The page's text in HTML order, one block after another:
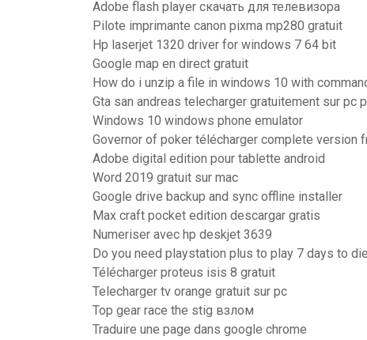
Adobe flash player скачать для телевизора
Pilote imprimante canon pixma mp280 gratuit
Hp laserjet 1320 driver for windows 7 64 bit
Google map en direct gratuit
How do i unzip a file in windows 10 with
Gta san andreas telecharger gratuitement sur pc
Windows 10 windows phone emulator
Governor of poker télécharger complete version
Adobe digital edition pour tablette android
Word 2019 gratuit sur mac
Google drive backup and sync offline installer
Max craft pocket edition descargar gratis
Numeriser avec hp deskjet 3639
Do you need playstation plus to play 7 days to
Télécharger proteus isis 8 gratuit
Telecharger tv orange gratuit sur pc
Top gear race the stig взлом
Traduire une page dans google chrome